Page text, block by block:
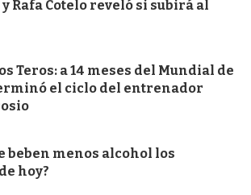
Rafa Cotelo reveló si subirá al
Teros: a 14 meses del Mundial de
el ciclo del entrenador
beben menos alcohol los
hoy?